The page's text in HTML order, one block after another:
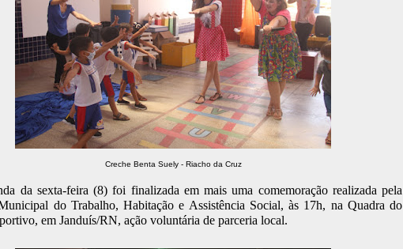
Creche Benta Suely - Riacho da Cruz
da sexta-feira (8) foi finalizada em mais uma comemoração realizada pela
do Trabalho, Habitação e Assistência Social, às 17h, na Quadra do
em Janduís/RN, ação voluntária de parceria local.